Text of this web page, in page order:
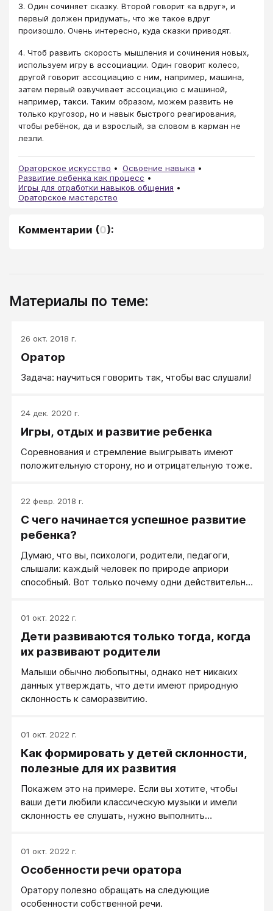
3. Один сочиняет сказку. Второй говорит «а вдруг», и
первый должен придумать, что же такое вдруг
произошло. Очень интересно, куда сказки приводят.
4. Чтоб развить скорость мышления и сочинения новых,
используем игру в ассоциации. Один говорит колесо,
другой говорит ассоциацию с ним, например, машина,
затем первый озвучивает ассоциацию с машиной,
например, такси. Таким образом, можем развить не
только кругозор, но и навык быстрого реагирования,
чтобы ребёнок, да и взрослый, за словом в карман не
лезли.
Ораторское искусство
Освоение навыка
Развитие ребенка как процесс
Игры для отработки навыков общения
Ораторское мастерство
Комментарии (0):
Материалы по теме:
26 окт. 2018 г.
Оратор
Задача: научиться говорить так, чтобы вас слушали!
24 дек. 2020 г.
Игры, отдых и развитие ребенка
Соревнования и стремление выигрывать имеют
положительную сторону, но и отрицательную тоже.
22 февр. 2018 г.
С чего начинается успешное развитие
ребенка?
Думаю, что вы, психологи, родители, педагоги,
слышали: каждый человек по природе априори
способный. Вот только почему одни действительно
01 окт. 2022 г.
Дети развиваются только тогда, когда
их развивают родители
Малыши обычно любопытны, однако нет никаких
данных утверждать, что дети имеют природную
склонность к саморазвитию.
01 окт. 2022 г.
Как формировать у детей склонности,
полезные для их развития
Покажем это на примере. Если вы хотите, чтобы
ваши дети любили классическую музыки и имели
склонность ее слушать, нужно выполнить
детства это происходит, тем лучше: детские
запечатления самые прочные. Но не поздно
отличном от детского.
01 окт. 2022 г.
Особенности речи оратора
Оратору полезно обращать на следующие
особенности собственной речи.